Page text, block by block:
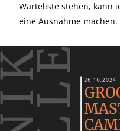
Warteliste stehen, kann
eine Ausnahme machen.